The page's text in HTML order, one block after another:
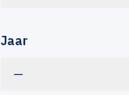
Jaar
—